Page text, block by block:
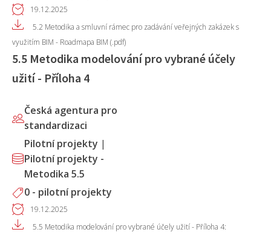
19.12.2025
5.2 Metodika a smluvní rámec pro zadávání veřejných zakázek s
využitím BIM - Roadmapa BIM (.pdf)
5.5 Metodika modelování pro vybrané účely
užití - Příloha 4
Česká agentura pro
standardizaci
Pilotní projekty |
Pilotní projekty -
Metodika 5.5
0 - pilotní projekty
19.12.2025
5.5 Metodika modelování pro vybrané účely užití - Příloha 4: